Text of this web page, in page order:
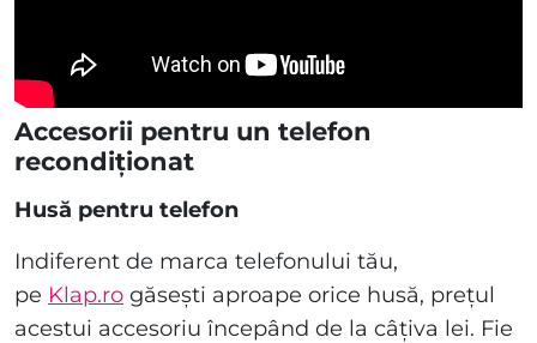
Accesorii pentru un telefon
recondiționat
Husă pentru telefon
Indiferent de marca telefonului tău,
pe Klap.ro găsești aproape orice husă, prețul
acestui accesoriu începând de la câțiva lei. Fie